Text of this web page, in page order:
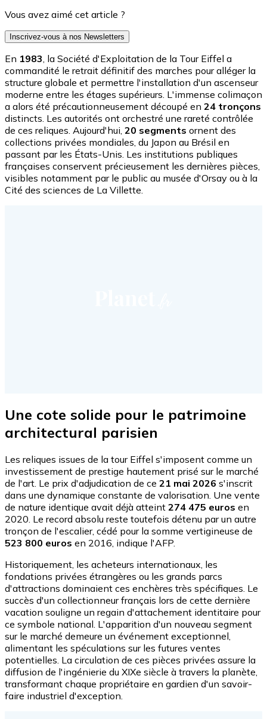
Vous avez aimé cet article ?
Inscrivez-vous à nos Newsletters
En 1983, la Société d'Exploitation de la Tour Eiffel a
commandité le retrait définitif des marches pour alléger la
structure globale et permettre l'installation d'un ascenseur
moderne entre les étages supérieurs. L'immense colimaçon
a alors été précautionneusement découpé en 24 tronçons
distincts. Les autorités ont orchestré une rareté contrôlée
de ces reliques. Aujourd'hui, 20 segments ornent des
collections privées mondiales, du Japon au Brésil en
passant par les États-Unis. Les institutions publiques
françaises conservent précieusement les dernières pièces,
visibles notamment par le public au musée d'Orsay ou à la
Cité des sciences de La Villette.
Une cote solide pour le patrimoine
architectural parisien
Les reliques issues de la tour Eiffel s'imposent comme un
investissement de prestige hautement prisé sur le marché
de l'art. Le prix d'adjudication de ce 21 mai 2026 s'inscrit
dans une dynamique constante de valorisation. Une vente
de nature identique avait déjà atteint 274 475 euros en
2020. Le record absolu reste toutefois détenu par un autre
tronçon de l'escalier, cédé pour la somme vertigineuse de
523 800 euros en 2016, indique l'AFP.
Historiquement, les acheteurs internationaux, les
fondations privées étrangères ou les grands parcs
d'attractions dominaient ces enchères très spécifiques. Le
succès d'un collectionneur français lors de cette dernière
vacation souligne un regain d'attachement identitaire pour
ce symbole national. L'apparition d'un nouveau segment
sur le marché demeure un événement exceptionnel,
alimentant les spéculations sur les futures ventes
potentielles. La circulation de ces pièces privées assure la
diffusion de l'ingénierie du XIXe siècle à travers la planète,
transformant chaque propriétaire en gardien d'un savoir-
faire industriel d'exception.